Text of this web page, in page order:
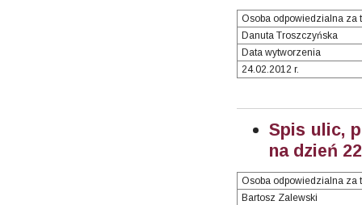
Osoba odpowiedzialna za
Danuta Troszczyńska
Data wytworzenia
24.02.2012 r.
Spis ulic,
na dzień
Osoba odpowiedzialna za
Bartosz Zalewski